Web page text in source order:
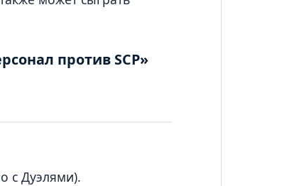
против SCP»
с Дуэлями).